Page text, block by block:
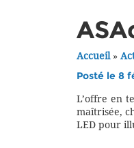
Accueil»
Posté le 8
L’offre en
maîtrisée,
LED pour